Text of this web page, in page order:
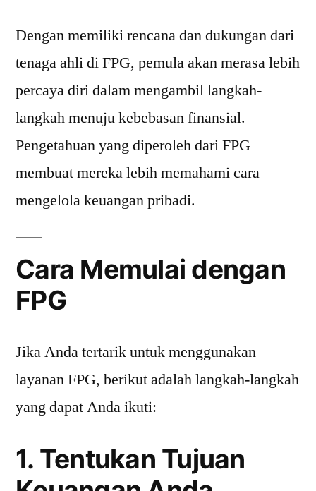
Dengan memiliki rencana dan dukungan dari
tenaga ahli di FPG, pemula akan merasa lebih
percaya diri dalam mengambil langkah-
langkah menuju kebebasan finansial.
Pengetahuan yang diperoleh dari FPG
membuat mereka lebih memahami cara
mengelola keuangan pribadi.
Cara Memulai dengan
FPG
Jika Anda tertarik untuk menggunakan
layanan FPG, berikut adalah langkah-langkah
yang dapat Anda ikuti:
1. Tentukan Tujuan